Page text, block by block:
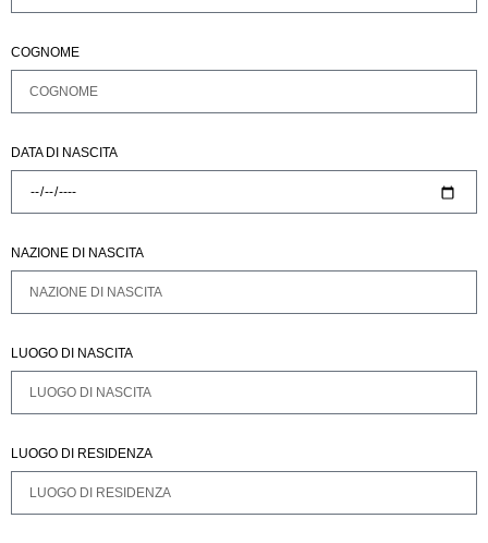
COGNOME
DATA DI NASCITA
NAZIONE DI NASCITA
LUOGO DI NASCITA
LUOGO DI RESIDENZA